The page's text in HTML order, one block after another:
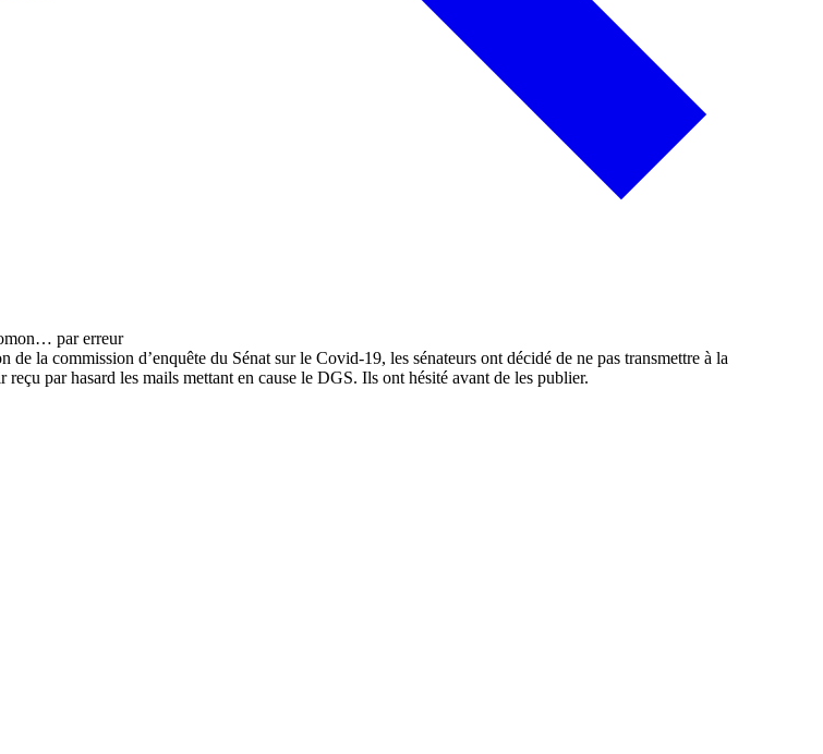
la commission d’enquête du Sénat sur le Covid-19, les sénateurs ont décidé de ne pas transmettre à la
par hasard les mails mettant en cause le DGS. Ils ont hésité avant de les publier.